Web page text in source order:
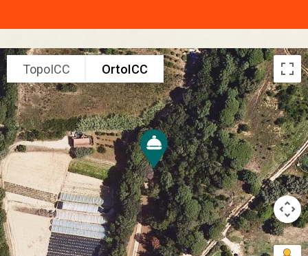
TopoICC OrtoICC